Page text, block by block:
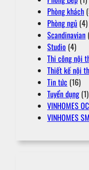
Phòng khách
Phòng ngủ (4)
Scandinavian
Studio (4)
Thi công nội
Thiết kế nội
Tin tức (16)
Tuyển dụng (1)
VINHOMES
VINHOMES